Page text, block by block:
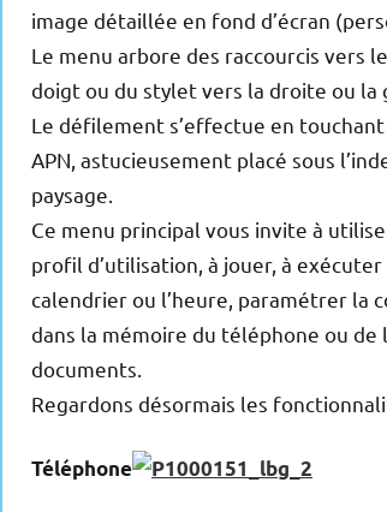
image détaillée en fond d’écran
Le menu arbore des raccourcis vers
doigt ou du stylet vers la droite ou la
Le défilement s’effectue en
APN, astucieusement placé sous
paysage.
Ce menu principal vous invite à
profil d’utilisation, à jouer, à
calendrier ou l’heure, paramétrer la
dans la mémoire du téléphone ou de
documents.
Regardons désormais les
Téléphone